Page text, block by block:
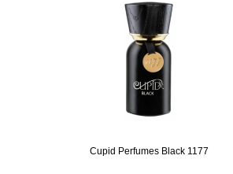
Cupid Perfumes Black 1177